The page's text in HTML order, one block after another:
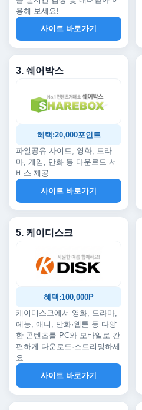
용해 보세요!
사이트 바로가기
3. 쉐어박스
혜택:20,000포인트
파일공유 사이트, 영화, 드라
마, 게임, 만화 등 다운로드 서
비스 제공
사이트 바로가기
5. 케이디스크
혜택:100,000P
케이디스크에서 영화, 드라마,
예능, 애니, 만화·웹툰 등 다양
한 콘텐츠를 PC와 모바일로 간
편하게 다운로드·스트리밍하세
요.
사이트 바로가기